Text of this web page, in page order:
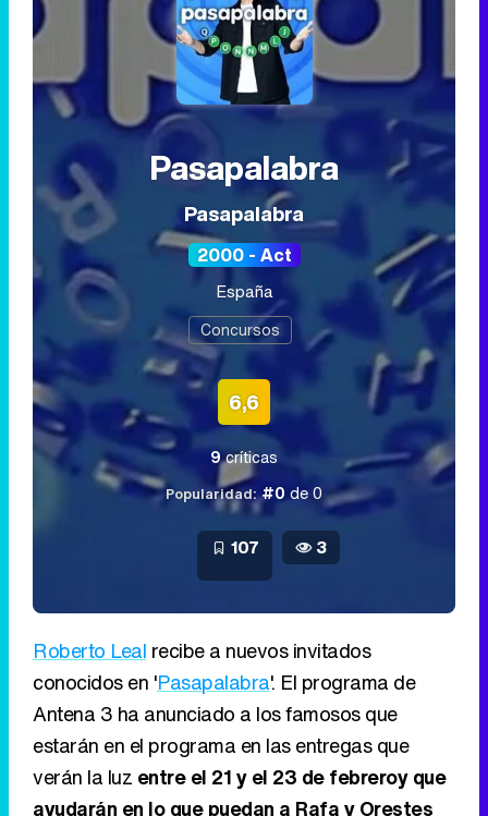
Pasapalabra
Pasapalabra
2000 - Act
España
Concursos
6,6
9críticas
Popularidad: #0 de 0
107 3
Roberto Leal recibe a nuevos invitados
conocidos en 'Pasapalabra'. El programa de
Antena 3 ha anunciado a los famosos que
estarán en el programa en las entregas que
verán la luz entre el 21 y el 23 de febreroy que
ayudarán en lo que puedan a Rafa y Orestes